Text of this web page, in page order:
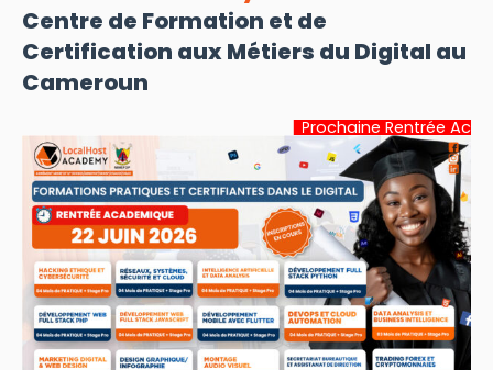
Centre de Formation et de
Certification aux Métiers du Digital au
Cameroun
Prochaine Rentrée Académique: 22